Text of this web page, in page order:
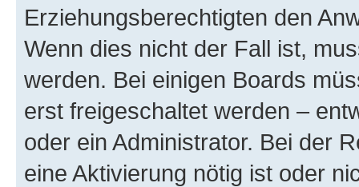
Erziehungsberechtigten den
Wenn dies nicht der Fall ist,
werden. Bei einigen Boards
erst freigeschaltet werden –
oder ein Administrator. Bei der
eine Aktivierung nötig ist oder